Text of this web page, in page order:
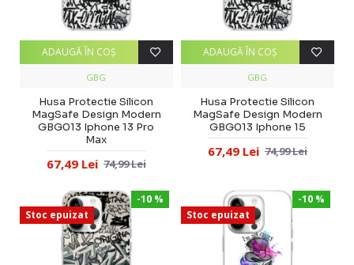
GBG
Husa Protectie Silicon
MagSafe Design Modern
GBG013 Iphone 13 Pro
Max
67,49 Lei 74,99 Lei
ADAUGĂ ÎN COŞ
GBG
Husa Protectie Silicon
MagSafe Design Modern
GBG013 Iphone 15
67,49 Lei 74,99 Lei
ADAUGĂ ÎN COŞ
-10 %
Stoc epuizat
-10 %
Stoc epuizat